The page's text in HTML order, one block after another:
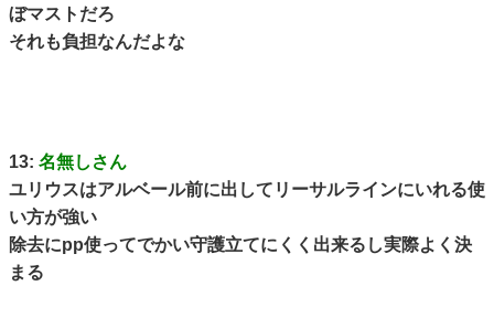
ぼマストだろ
それも負担なんだよな
13: 名無しさん
ユリウスはアルベール前に出してリーサルラインにいれる使
い方が強い
除去にpp使ってでかい守護立てにくく出来るし実際よく決
まる